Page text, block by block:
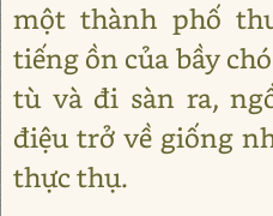
một thành phố
tiếng ồn của bầy
tù và đi sàn ra,
điệu trở về giống
thực thụ.